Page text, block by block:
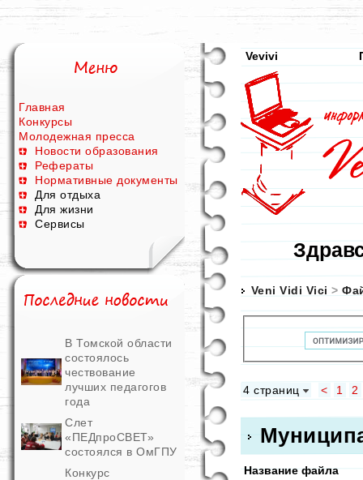
Главная
Конкурсы
Молодежная пресса
Новости образования
Рефераты
Нормативные документы
Для отдыха
Для жизни
Сервисы
В Томской области
состоялось
чествование
лучших педагогов
года
Слет
«ПЕДпроСВЕТ»
состоялся в ОмГПУ
Конкурс
Vevivi
Veni Vidi Vici >
4 страниц < 1 2
Название файла